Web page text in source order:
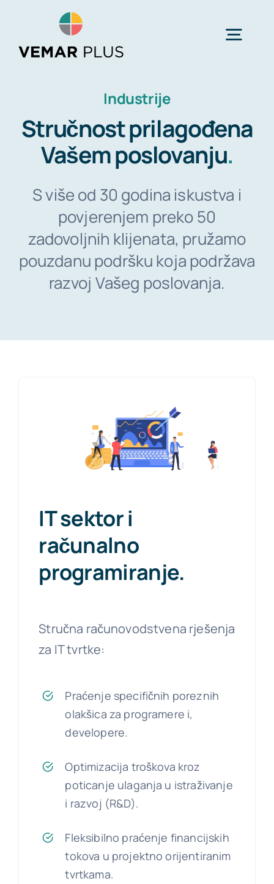
content
Početna
Usluge
O nama
Novosti
Industrije
Stručnost prilagođena
Vašem poslovanju.
S više od 30 godina iskustva i
povjerenjem preko 50
zadovoljnih klijenata, pružamo
pouzdanu podršku koja podržava
razvoj Vašeg poslovanja.
IT sektor i
računalno
programiranje.
Stručna računovodstvena rješenja
za IT tvrtke:
Praćenje specifičnih poreznih
olakšica za programere i,
developere.
Optimizacija troškova kroz
poticanje ulaganja u istraživanje
i razvoj (R&D).
Fleksibilno praćenje financijskih
tokova u projektno orijentiranim
tvrtkama.